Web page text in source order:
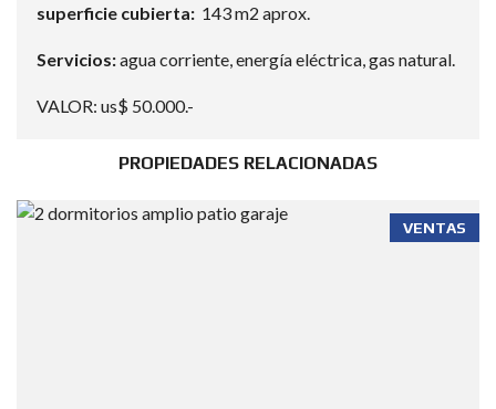
superficie cubierta: 143 m2 aprox.
Servicios:agua corriente, energía eléctrica, gas natural.
VALOR: us$ 50.000.-
PROPIEDADES RELACIONADAS
VENTAS